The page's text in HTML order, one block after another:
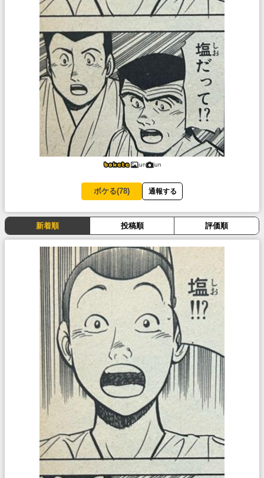
jun jun
ボケる(78) 通報する
新着順 投稿順 評価順